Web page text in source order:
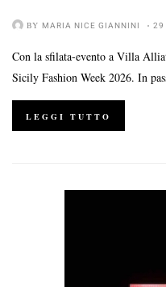
BY MARIA NICE GIANNINI 29
Con la sfilata-evento a Villa
Sicily Fashion Week 2026. In
LEGGI TUTTO